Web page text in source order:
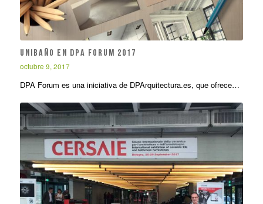
Unibaño en DPA Forum 2017
octubre 9, 2017
DPA Forum es una iniciativa de DPArquitectura.es, que ofrece…